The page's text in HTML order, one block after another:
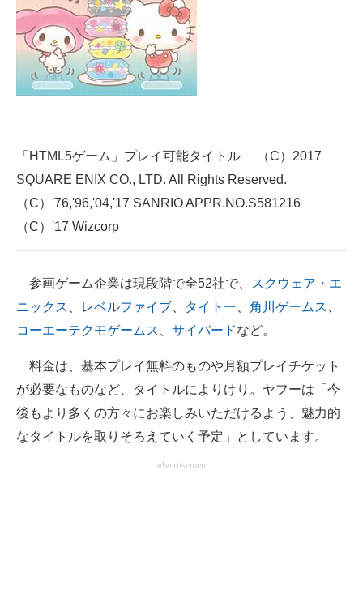
「HTML5ゲーム」プレイ可能タイトル （C）2017
SQUARE ENIX CO., LTD. All Rights Reserved.
（C）'76,'96,'04,'17 SANRIO APPR.NO.S581216
（C）'17 Wizcorp
参画ゲーム企業は現段階で全52社で、
スクウェア・エ
ニックス
レベルファイブ タイトー 角川ゲームス
コーエーテクモゲームス
サイバードなど。
料金は、基本プレイ無料のものや月額プレイチケット
が必要なものなど、タイトルによりけり。ヤフーは「今
後もより多くの方々にお楽しみいただけるよう、魅力的
なタイトルを取りそろえていく予定」としています。
advertisement